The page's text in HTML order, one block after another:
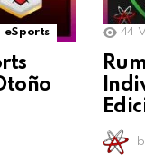
eSports 44